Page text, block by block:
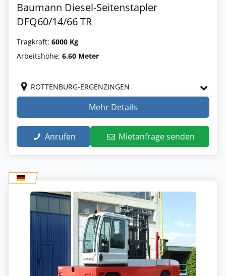
Baumann Diesel-Seitenstapler
DFQ60/14/66 TR
Tragkraft: 6000 Kg
Arbeitshöhe: 6.60 Meter
ROTTENBURG-ERGENZINGEN
Mehr Details
Anrufen Mietanfrage senden